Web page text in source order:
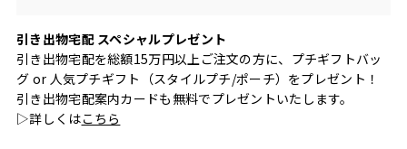
引き出物宅配 スペシャルプレゼント
引き出物宅配を総額15万円以上ご注文の方に、プチギフトバッ
グ or 人気プチギフト（スタイルプチ/ポーチ）をプレゼント！
引き出物宅配案内カードも無料でプレゼントいたします。
▷詳しくはこちら